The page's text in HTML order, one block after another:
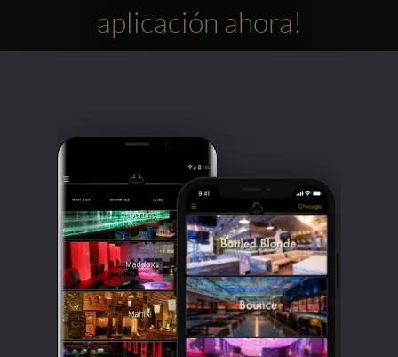
aplicación ahora!